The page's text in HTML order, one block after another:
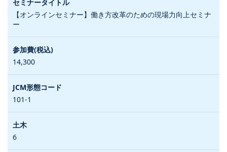
【オンラインセミナー】働き方改革のための現場力向上セミナ
ー
14,300
101-1
6